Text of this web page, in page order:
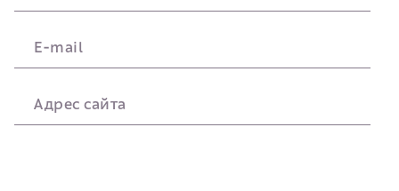
E-mail
Адрес сайта